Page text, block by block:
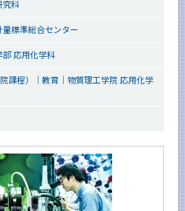
究科
標準総合センター
部 応用化学科
課程）｜教育｜物質理工学院 応用化学